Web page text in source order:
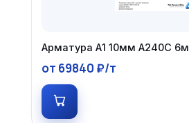
Арматура А1 10мм А240С 6м
от 69840 ₽/т